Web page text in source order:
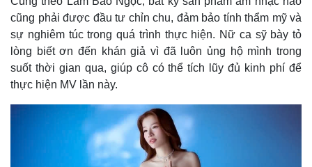
cũng phải được đầu tư chỉn chu, đảm bảo tính thẩm mỹ và
sự nghiêm túc trong quá trình thực hiện. Nữ ca sỹ bày tỏ
lòng biết ơn đến khán giả vì đã luôn ủng hộ mình trong
suốt thời gian qua, giúp cô có thể tích lũy đủ kinh phí để
thực hiện MV lần này.